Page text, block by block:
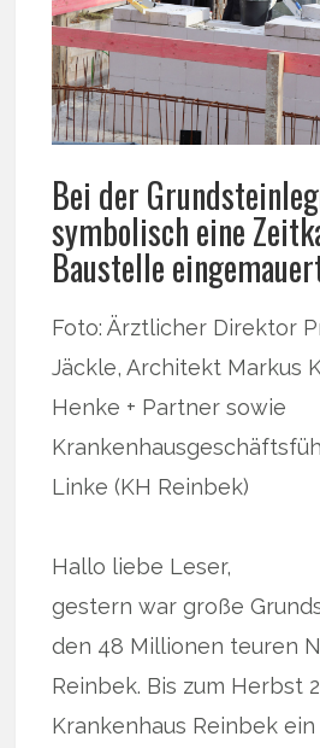
Bei der
symbolisch eine
Baustelle
Foto: Ärztlicher Direktor
Jäckle, Architekt Markus
Henke + Partner sowie
Linke (KH Reinbek)
Hallo liebe Leser,
gestern war große
den 48 Millionen teuren
Reinbek. Bis zum Herbst
Krankenhaus Reinbek